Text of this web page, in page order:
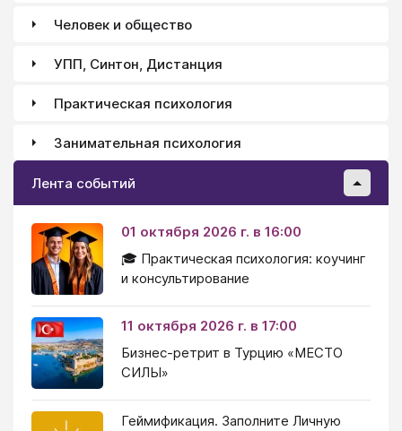
Человек и общество
УПП, Синтон, Дистанция
Практическая психология
Занимательная психология
Лента событий
01 октября 2026 г. в 16:00
🎓 Практическая психология: коучинг
и консультирование
11 октября 2026 г. в 17:00
Бизнес-ретрит в Турцию «МЕСТО
СИЛЫ»
Геймификация. Заполните Личную